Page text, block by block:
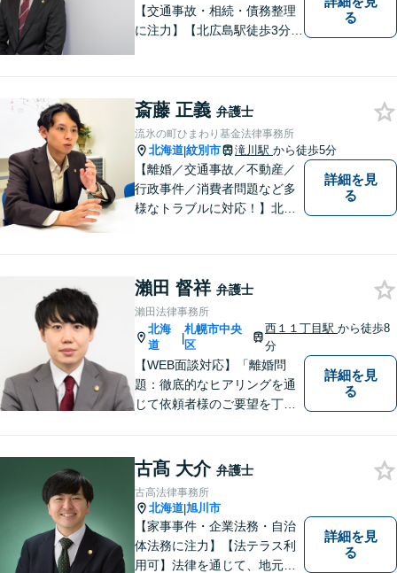
す。
【交通事故・相続・債務整理
に注力】【北広島駅徒歩3分】
続、交通事故、労働、企業法
務など、多岐に渡る分野に精
通しています。どうぞお気軽
にご連絡ください。
る
斎藤 正義 弁護士
流氷の町ひまわり基金法律事務所
北海道|紋別市 滝川駅 から徒歩5分
【離婚／交通事故／不動産／
行政事件／消費者問題など多
様なトラブルに対応！】北海
のフットワークで迅速な事件
解決を目指します！
詳細を見
る
瀨田 督祥 弁護士
瀨田法律事務所
北海
道
|
札幌市中央
区
西１１丁目駅から徒歩8
分
【WEB面談対応】「離婚問
題：徹底的なヒアリングを通
じて依頼者様のご要望を丁寧
ます！遺産分割の相談を中心
に幅広い相談に対応」【休
日・夜間相談可】【子連れ相
談可】【完全個室相談】
詳細を見
る
古髙 大介 弁護士
古高法律事務所
北海道|旭川市
【家事事件・企業法務・自治
体法務に注力】【法テラス利
用可】法律を通じて、地元の
詳細を見
る